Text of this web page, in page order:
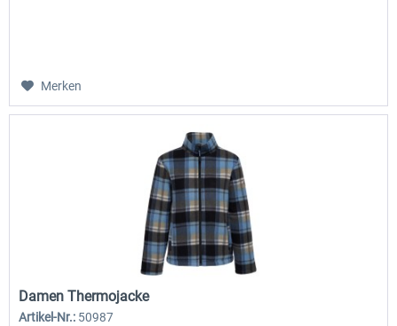
Merken
Damen Thermojacke
Artikel-Nr.: 50987